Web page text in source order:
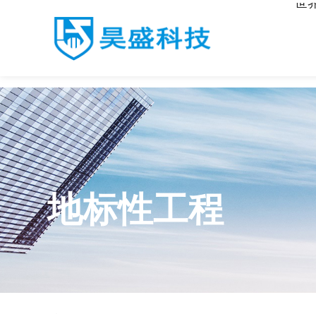
世
地标性工程